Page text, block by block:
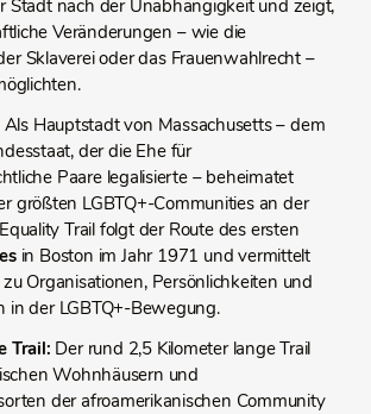
Stadt nach der Unabhängigkeit und zeigt,
Veränderungen – wie die
Sklaverei oder das Frauenwahlrecht –
Als Hauptstadt von Massachusetts – dem
der die Ehe für
Paare legalisierte – beheimatet
größten LGBTQ+-Communities an der
Trail folgt der Route des ersten
in Boston im Jahr 1971 und vermittelt
Organisationen, Persönlichkeiten und
in der LGBTQ+-Bewegung.
Trail: Der rund 2,5 Kilometer lange Trail
Wohnhäusern und
der afroamerikanischen Community